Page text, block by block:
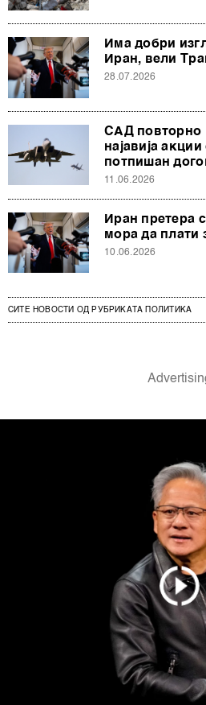
Има добри
Иран, вели
28.07.2026
САД повторно
најавија
потпишан
11.06.2026
Иран претера
мора да плати
10.06.2026
СИТЕ НОВОСТИ ОД РУБРИКАТА ПОЛИТИКА